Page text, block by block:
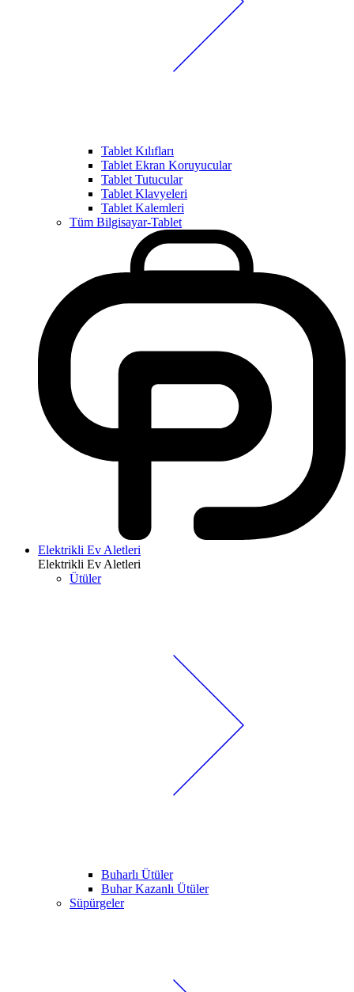
Tablet Kılıfları
Tablet Ekran Koruyucular
Tablet Tutucular
Tablet Klavyeleri
Tablet Kalemleri
Tüm Bilgisayar-Tablet
Elektrikli Ev Aletleri
Elektrikli Ev Aletleri
Ütüler
Buharlı Ütüler
Buhar Kazanlı Ütüler
Süpürgeler